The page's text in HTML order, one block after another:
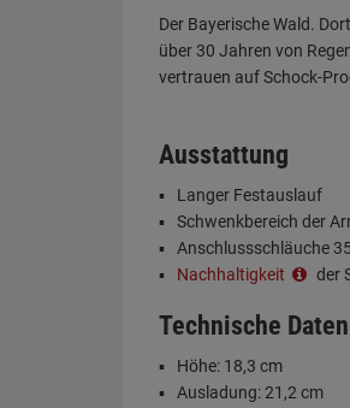
Der Bayerische Wald.
über 30 Jahren von
vertrauen auf Schock-
Ausstattung
Langer Festauslauf
Schwenkbereich der
Anschlussschläuche
Nachhaltigkeit
der
Technische Daten
Höhe: 18,3 cm
Ausladung: 21,2 cm